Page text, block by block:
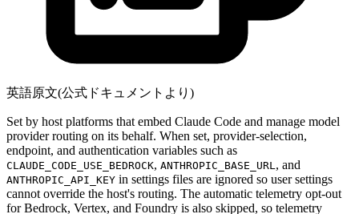
英語原文(公式ドキュメントより)
Set by host platforms that embed Claude Code and manage model
provider routing on its behalf. When set, provider-selection,
endpoint, and authentication variables such as
CLAUDE_CODE_USE_BEDROCK, ANTHROPIC_BASE_URL , and
ANTHROPIC_API_KEY in settings files are ignored so user settings
cannot override the host's routing. The automatic telemetry opt-out
for Bedrock, Vertex, and Foundry is also skipped, so telemetry